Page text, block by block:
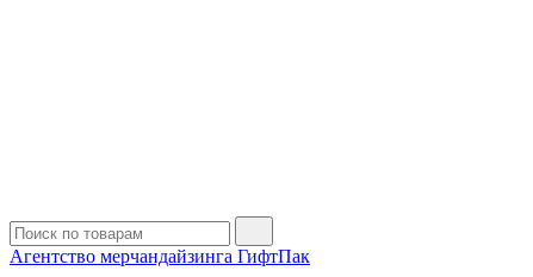
Агентство мерчандайзинга ГифтПак